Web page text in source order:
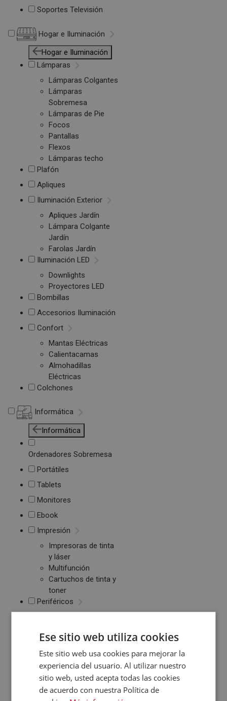
Soportes Televisión
Hogar e Iluminación
Hogar e Iluminación
Lámparas
Lámparas Colgantes
Lámparas
Sobremesa
Lámparas de Pie
Focos
Pantallas
Flexos
Lámparas techo
Plafón
Apliques
Iluminación Exterior
Apliques Jardín
Lámpara Colgante
Jardín
Farolas Jardín
Iluminación LED
Downlights
Proyectores LED
Bombillas
Accesorios Iluminación
Confort
Mantas Eléctricas
Calientacamas
Almohadillas
Eléctricas
Colchones
Informática
Informática
Ordenadores Sobremesa
Portátiles
Tablets
Monitores
Ebook
Impresión
Impresoras de tinta
y láser
Multifunción
Cartuchos de tinta y
toner
Periféricos
WebCams y
Micrófonos
Almacenamiento
Pendrive y Tarjetas
de Memoria
Discos duros
Ese sitio web utiliza cookies
Este sitio web usa cookies para mejorar la
experiencia del usuario. Al utilizar nuestro
sitio web, usted acepta todas las cookies
de acuerdo con nuestra Política de